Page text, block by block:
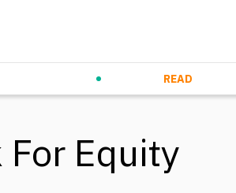
READ
For Equity